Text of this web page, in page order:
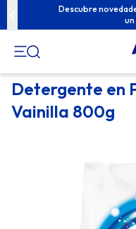
Pular
para
Descubre
Detergente en
Vainilla 800g